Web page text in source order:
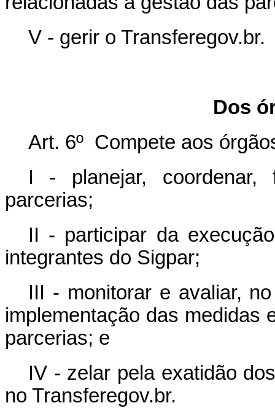
V - gerir o Transferegov.br.
Dos
Art. 6º Compete aos
I - planejar, coordenar,
parcerias;
II - participar da
integrantes do Sigpar;
III - monitorar e avaliar,
implementação das medidas
parcerias; e
IV - zelar pela exatidão
no Transferegov.br.